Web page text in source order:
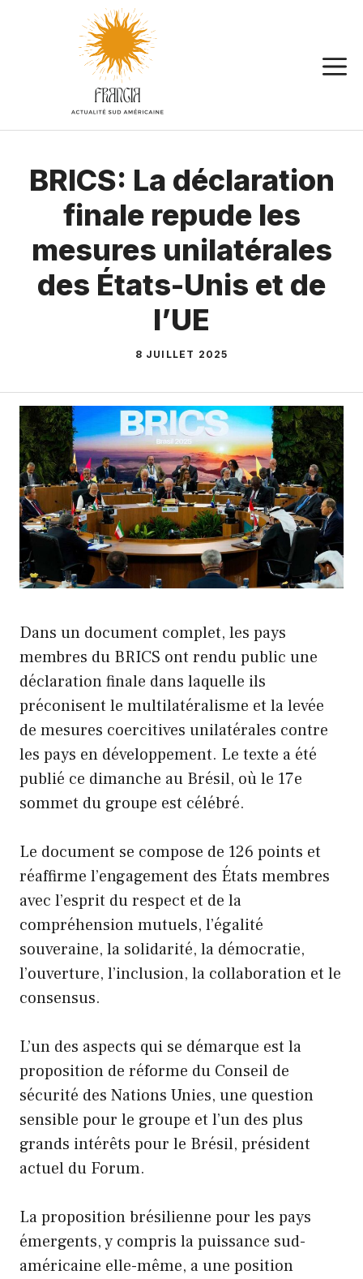
BRICS: La déclaration
finale repude les
mesures unilatérales
des États-Unis et de
l’UE
8 JUILLET 2025
Dans un document complet, les pays
membres du BRICS ont rendu public une
déclaration finale dans laquelle ils
préconisent le multilatéralisme et la levée
de mesures coercitives unilatérales contre
les pays en développement. Le texte a été
publié ce dimanche au Brésil, où le 17e
sommet du groupe est célébré.
Le document se compose de 126 points et
réaffirme l’engagement des États membres
avec l’esprit du respect et de la
compréhension mutuels, l’égalité
souveraine, la solidarité, la démocratie,
l’ouverture, l’inclusion, la collaboration et le
consensus.
L’un des aspects qui se démarque est la
proposition de réforme du Conseil de
sécurité des Nations Unies, une question
sensible pour le groupe et l’un des plus
grands intérêts pour le Brésil, président
actuel du Forum.
La proposition brésilienne pour les pays
émergents, y compris la puissance sud-
américaine elle-même, a une position